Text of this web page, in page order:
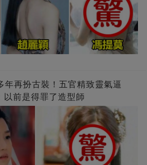
年再扮古裝！五官精致靈氣逼
以前是得罪了造型師